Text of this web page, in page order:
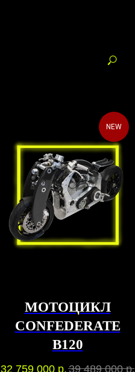
NEW
МОТОЦИКЛ
CONFEDERATE
B120
32 759 000 р.39 489 000 р.